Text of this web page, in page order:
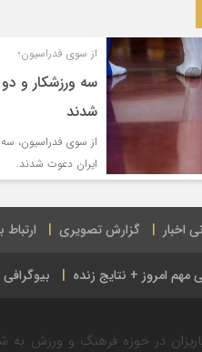
از سوی فدراسیون؛
سه ورزشکار و دو
شدند
از سوی فدراسیون، سه
ایران دعوت شدند.
اخبار گزارش تصویری ارتباط
مهم امروز + نتایج زنده بیوگرافی